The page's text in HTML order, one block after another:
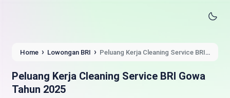
Home › Lowongan BRI › Peluang Kerja Cleaning Service BRI
Peluang Kerja Cleaning Service BRI Gowa
Tahun 2025